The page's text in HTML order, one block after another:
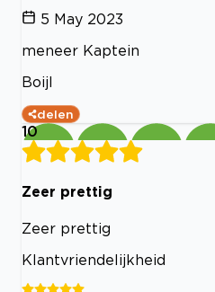
5 May 2023
meneer Kaptein
Boijl
delen
10
Zeer prettig
Zeer prettig
Klantvriendelijkheid